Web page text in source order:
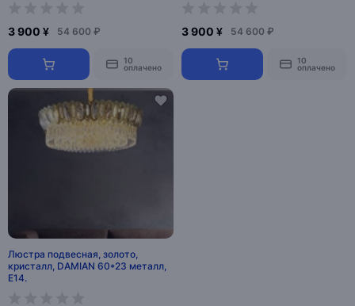
3 900 ¥ 54 600 ₽
10
оплачено
3 900 ¥ 54 600 ₽
10
оплачено
Люстра подвесная, золото,
кристалл, DAMIAN 60*23 металл,
E14.